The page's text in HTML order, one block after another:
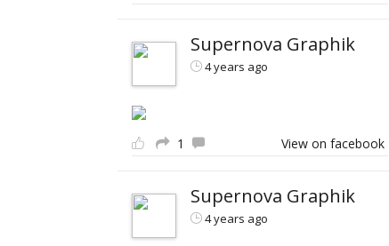
Supernova Graphik
4 years ago
1 View on facebook
Supernova Graphik
4 years ago